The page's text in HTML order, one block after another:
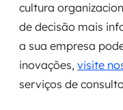
cultura
de decisão mais
a sua empresa
inovações, visite
serviços de